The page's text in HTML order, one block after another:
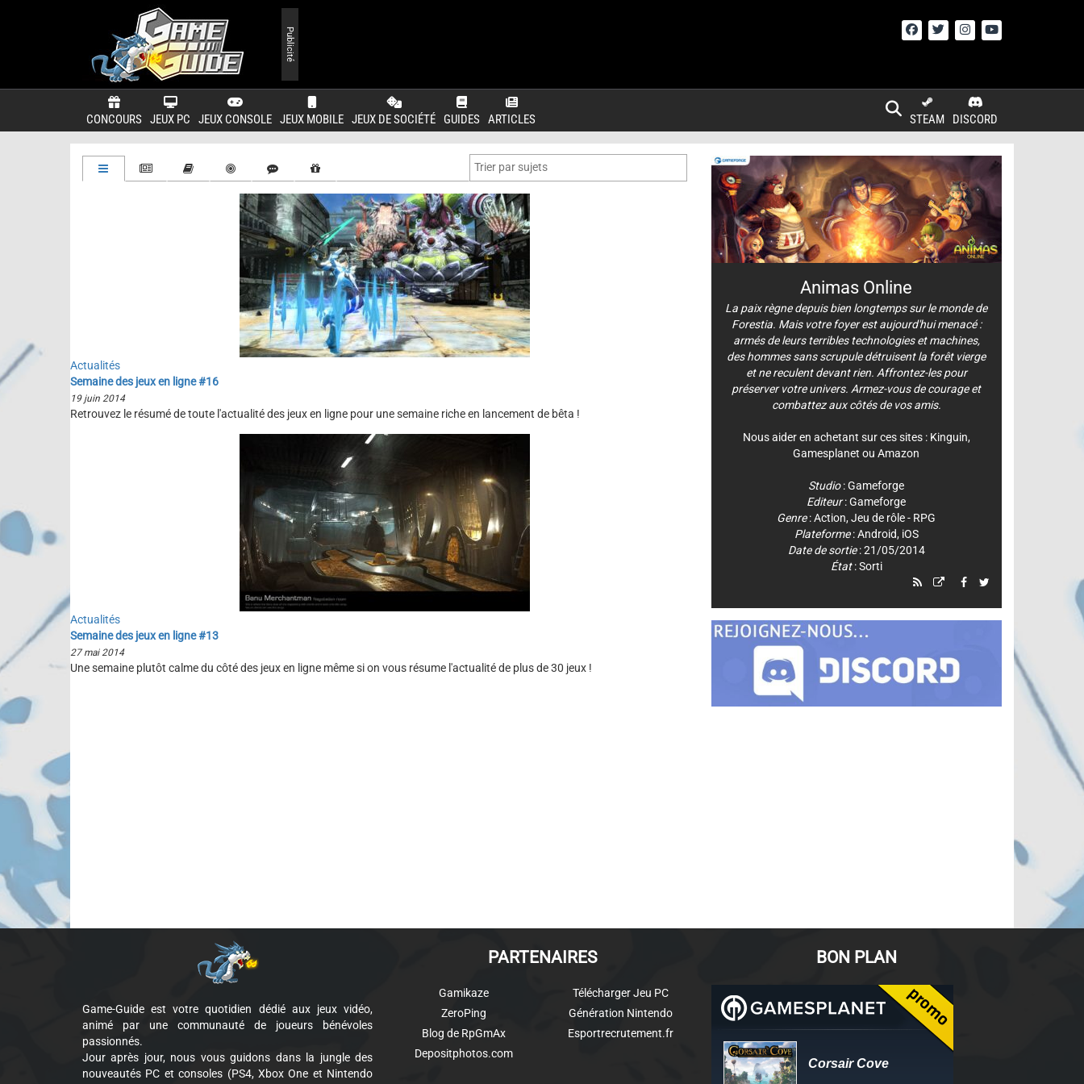
CONCOURS JEUX PC JEUX CONSOLE JEUX MOBILE JEUX DE SOCIÉTÉ GUIDES ARTICLES DISCORD
STEAM
Publicité
Actualités
Semaine des jeux en ligne #16
19 juin 2014
Retrouvez le résumé de toute l'actualité des jeux en ligne pour une semaine riche en lancement de bêta !
Actualités
Semaine des jeux en ligne #13
27 mai 2014
Une semaine plutôt calme du côté des jeux en ligne même si on vous résume l'actualité de plus de 30 jeux !
Animas Online
La paix règne depuis bien longtemps sur le monde de
Forestia. Mais votre foyer est aujourd'hui menacé :
armés de leurs terribles technologies et machines,
des hommes sans scrupule détruisent la forêt vierge
et ne reculent devant rien. Affrontez-les pour
préserver votre univers. Armez-vous de courage et
combattez aux côtés de vos amis.
Nous aider en achetant sur ces sites : Kinguin,
Gamesplanet ouAmazon
Studio:Gameforge
Editeur:Gameforge
Genre:Action,Jeu de rôle - RPG
Plateforme:Android, iOS
Date de sortie: 21/05/2014
État: Sorti
Game-Guide est votre quotidien dédié aux jeux vidéo,
animé par une communauté de joueurs bénévoles
passionnés.
Jour après jour, nous vous guidons dans la jungle des
nouveautés PC et consoles (PS4, Xbox One et Nintendo
PARTENAIRES
Gamikaze
ZeroPing
Blog de RpGmAx
Depositphotos.com
Télécharger Jeu PC
Génération Nintendo
Esportrecrutement.fr
BON PLAN